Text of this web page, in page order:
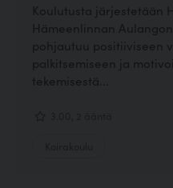
Koulutusta järjestetään
Hämeenlinnan
pohjautuu positiiviseen
palkitsemiseen ja
tekemisestä...